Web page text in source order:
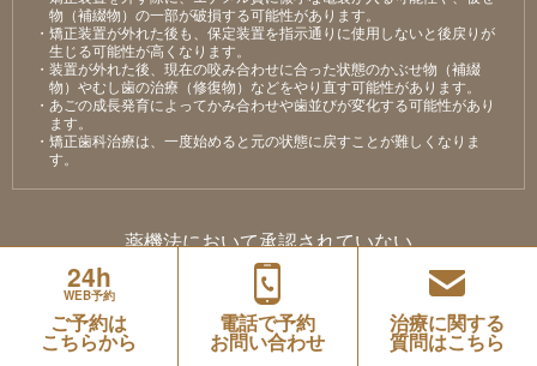
物（補綴物）の⼀部が破損する可能性があります。
・矯正装置が外れた後も、保定装置を指⽰通りに使⽤しないと後戻りが
⽣じる可能性が⾼くなります。
・装置が外れた後、現在の咬み合わせに合った状態のかぶせ物（補綴
物）やむし⻭の治療（修復物）などをやり直す可能性があります。
・あごの成⻑発育によってかみ合わせや⻭並びが変化する可能性があり
ます。
・矯正⻭科治療は、⼀度始めると元の状態に戻すことが難しくなりま
す。
薬機法において承認されていない
医療機器を用いた治療について
当院では、医薬品医療機器等法（薬機法）において承認されていない医療機器
を用いた治療 である「インビザライン・システムを用いた矯正治療」を行って
います。
未承認医薬品・医療機器（以下、「未承認医薬品等」とする）について、当サ
24h
WEB予約
ご予約は
こちらから
電話で予約
お問い合わせ
治療に関する
質問はこちら